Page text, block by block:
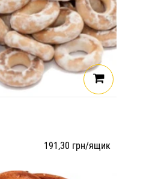
191,30 грн/ящик